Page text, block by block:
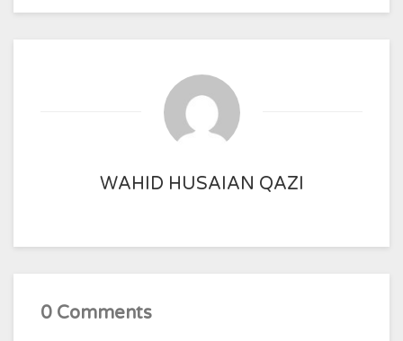
WAHID HUSAIAN QAZI
0 Comments